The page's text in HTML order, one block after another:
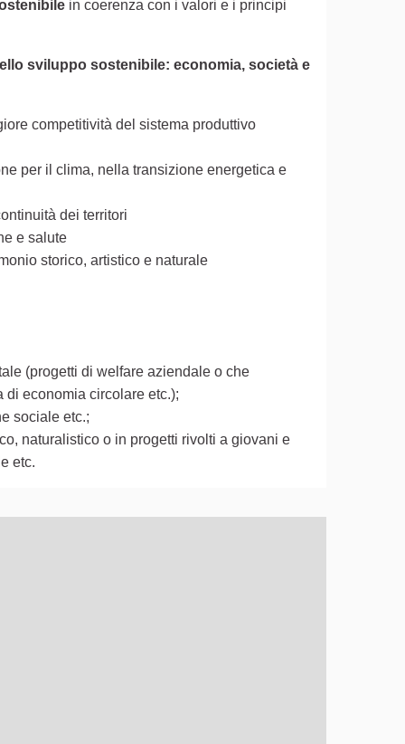
in coerenza con i valori e i principi
sviluppo sostenibile: economia, società e
competitività del sistema produttivo
per il clima, nella transizione energetica e
dei territori
e salute
storico, artistico e naturale
(progetti di welfare aziendale o che
economia circolare etc.);
sociale etc.;
naturalistico o in progetti rivolti a giovani e
etc.
essere utilizzato con un lettore di schermo, ma può